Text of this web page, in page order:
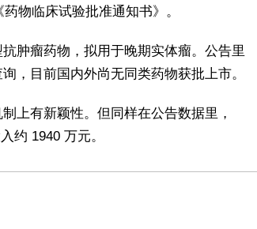
物临床试验批准通知书》。
肿瘤药物，拟用于晚期实体瘤。公告里
，目前国内外尚无同类药物获批上市。
上有新颖性。但同样在公告数据里，
约 1940 万元。